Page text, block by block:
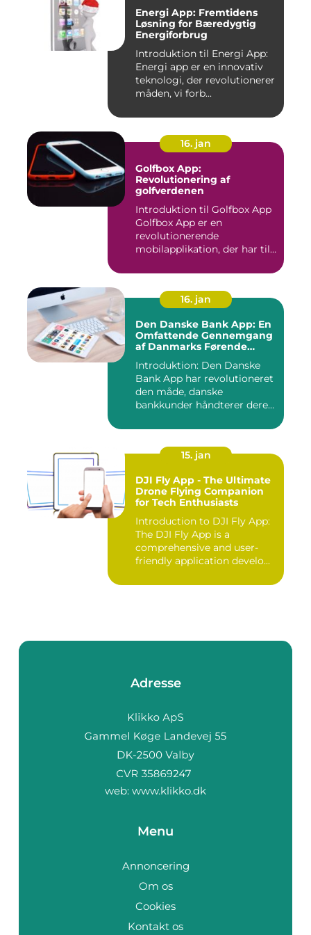
Energi App: Fremtidens
Løsning for Bæredygtig
Energiforbrug
Introduktion til Energi App:
Energi app er en innovativ
teknologi, der revolutionerer
måden, vi forb...
16. jan
Golfbox App:
Revolutionering af
golfverdenen
Introduktion til Golfbox App
Golfbox App er en
revolutionerende
mobilapplikation, der har til
16. jan
Den Danske Bank App: En
Omfattende Gennemgang
af Danmarks Førende
Introduktion: Den Danske
Bank App har revolutioneret
den måde, danske
bankkunder håndterer deres
15. jan
DJI Fly App - The Ultimate
Drone Flying Companion
for Tech Enthusiasts
Introduction to DJI Fly App:
The DJI Fly App is a
comprehensive and user-
friendly application develo...
Adresse
web: www.klikko.dk
Menu
Annoncering
Om os
Cookies
Kontakt os